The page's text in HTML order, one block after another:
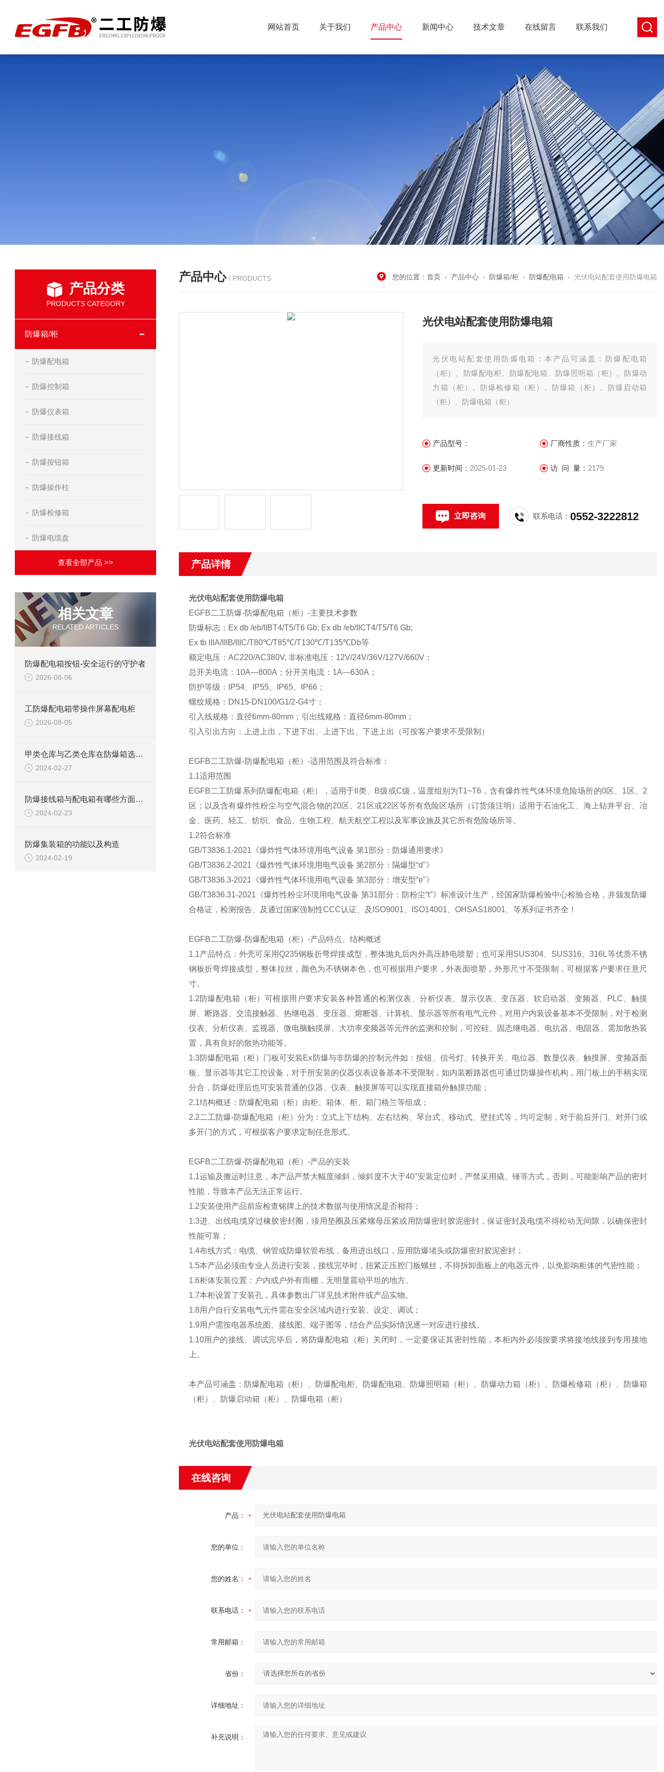
网站首页 关于我们 产品中心 新闻中心 技术文章 在线留言 联系我们
产品分类
PRODUCTS CATEGORY
防爆箱/柜
防爆配电箱
防爆控制箱
防爆仪表箱
防爆接线箱
防爆按钮箱
防爆操作柱
防爆检修箱
防爆电缆盘
查看全部产品 >>
相关文章
RELATED ARTICLES
防爆配电箱按钮-安全运行的守护者
2026-08-06
工防爆配电箱带操作屏幕配电柜
2026-08-05
甲类仓库与乙类仓库在防爆箱选择方面有什么区别
2024-02-27
防爆接线箱与配电箱有哪些方面区别
2024-02-23
防爆集装箱的功能以及构造
2024-02-19
产品中心 / PRODUCTS 您的位置： 首页 - 产品中心 - 防爆箱/柜 - 防爆配电箱 - 光伏电站配套使用防爆电箱
光伏电站配套使用防爆电箱
光伏电站配套使用防爆电箱：本产品可涵盖：防爆配电箱
（柜）、防爆配电柜、防爆配电箱、防爆照明箱（柜）、防爆动
力箱（柜）、防爆检修箱（柜）、防爆箱（柜）、防爆启动箱
（柜）、防爆电箱（柜）
产品型号： 厂商性质： 生产厂家
更新时间： 2025-01-23 访 问 量： 2179
立即咨询 联系电话：0552-3222812
产品详情
光伏电站配套使用防爆电箱
EGFB二工防爆-防爆配电箱（柜）-主要技术参数
防爆标志： Ex db /eb/IIBT4/T5/T6 Gb; Ex db /eb/IICT4/T5/T6 Gb;
Ex tb IIIA/IIIB/IIIC/T80℃/T85℃/T130℃/T135℃Db等
额定电压： AC220/AC380V, 非标准电压：12V/24V/36V/127V/660V；
总开关电流： 10A—800A；分开关电流：1A—630A；
防护等级：
IP54、IP55、IP65、IP66；
螺纹规格： DN15-DN100/G1/2-G4寸；
引入线规格：直径6mm-80mm；引出线规格：直径6mm-80mm；
引入引出方向：上进上出，下进下出、上进下出、下进上出（可按客户要求不受限制）
EGFB二工防爆-防爆配电箱（柜）-适用范围及符合标准：
1.1适用范围
EGFB二工防爆系列防爆配电箱（柜），适用于II类、B级或C级，温度组别为T1~T6，含有爆炸性气体环境危险场所的0区、1区、2
区；以及含有爆炸性粉尘与空气混合物的20区、21区或22区等所有危险区场所（订货须注明）适用于石油化工、海上钻井平台、冶
金、医药、轻工、纺织、食品、生物工程、航天航空工程以及军事设施及其它所有危险场所等。
1.2符合标准
GB/T3836.1-2021《爆炸性气体环境用电气设备 第1部分：防爆通用要求》
GB/T3836.2-2021《爆炸性气体环境用电气设备 第2部分：隔爆型“d"》
GB/T3836.3-2021《爆炸性气体环境用电气设备 第3部分：增安型“e"》
GB/T3836.31-2021《爆炸性粉尘环境用电气设备 第31部分：防粉尘“t"》标准设计生产，经国家防爆检验中心检验合格，并颁发防爆
合格证，检测报告、及通过国家强制性CCC认证、及ISO9001、ISO14001、OHSAS18001、等系列证书齐全！
EGFB二工防爆-防爆配电箱（柜）-产品特点、结构概述
1.1产品特点：外壳可采用Q235钢板折弯焊接成型，整体抛丸后内外高压静电喷塑；也可采用SUS304、SUS316、316L等优质不锈
钢板折弯焊接成型，整体拉丝，颜色为不锈钢本色，也可根据用户要求，外表面喷塑，外形尺寸不受限制，可根据客户要求任意尺
寸。
1.2防爆配电箱（柜）可根据用户要求安装各种普通的检测仪表、分析仪表、显示仪表、变压器、软启动器、变频器、PLC、触摸
屏、断路器、交流接触器、热继电器、变压器、熔断器、计算机、显示器等所有电气元件，对用户内装设备基本不受限制，对于检测
仪表、分析仪表、监视器、微电脑触摸屏、大功率变频器等元件的监测和控制，可控硅、固态继电器、电抗器、电阻器、需加散热装
置，具有良好的散热功能等。
1.3防爆配电箱（柜）门板可安装Ex防爆与非防爆的控制元件如：按钮、信号灯、转换开关、电位器、数显仪表、触摸屏、变频器面
板、显示器等其它工控设备，对于所安装的仪器仪表设备基本不受限制，如内装断路器也可通过防爆操作机构，用门板上的手柄实现
分合，防爆处理后也可安装普通的仪器、仪表、触摸屏等可以实现直接箱外触摸功能；
2.1结构概述：防爆配电箱（柜）由柜、箱体、柜、箱门格兰等组成；
2.2二工防爆-防爆配电箱（柜）分为：立式上下结构、左右结构、琴台式、移动式、壁挂式等，均可定制，对于前后开门、对开门或
多开门的方式，可根据客户要求定制任意形式。
EGFB二工防爆-防爆配电箱（柜）-产品的安装
1.1运输及搬运时注意，本产品严禁大幅度倾斜，倾斜度不大于40°安装定位时，严禁采用撬、锤等方式，否则，可能影响产品的密封
性能，导致本产品无法正常运行。
1.2安装使用产品前应检查铭牌上的技术数据与使用情况是否相符；
1.3进、出线电缆穿过橡胶密封圈，须用垫圈及压紧螺母压紧或用防爆密封胶泥密封，保证密封及电缆不得松动无间隙，以确保密封
性能可靠；
1.4布线方式：电缆、钢管或防爆软管布线，备用进出线口，应用防爆堵头或防爆密封胶泥密封；
1.5本产品必须由专业人员进行安装，接线完毕时，扭紧正压腔门板螺丝，不得拆卸面板上的电器元件，以免影响柜体的气密性能；
1.6柜体安装位置：户内或户外有雨棚，无明显震动平坦的地方。
1.7本柜设置了安装孔，具体参数出厂详见技术附件或产品实物。
1.8用户自行安装电气元件需在安全区域内进行安装、设定、调试；
1.9用户需按电器系统图、接线图、端子图等，结合产品实际情况逐一对应进行接线。
1.10用户的接线、调试完毕后，将防爆配电箱（柜）关闭时，一定要保证其密封性能，本柜内外必须按要求将接地线接到专用接地
上。
本产品可涵盖：防爆配电箱（柜）、防爆配电柜、防爆配电箱、防爆照明箱（柜）、防爆动力箱（柜）、防爆检修箱（柜）、防爆箱
（柜）、防爆启动箱（柜）、防爆电箱（柜）
光伏电站配套使用防爆电箱
在线咨询
产品：
您的单位：
您的姓名：
联系电话：
常用邮箱：
省份：
详细地址：
补充说明：